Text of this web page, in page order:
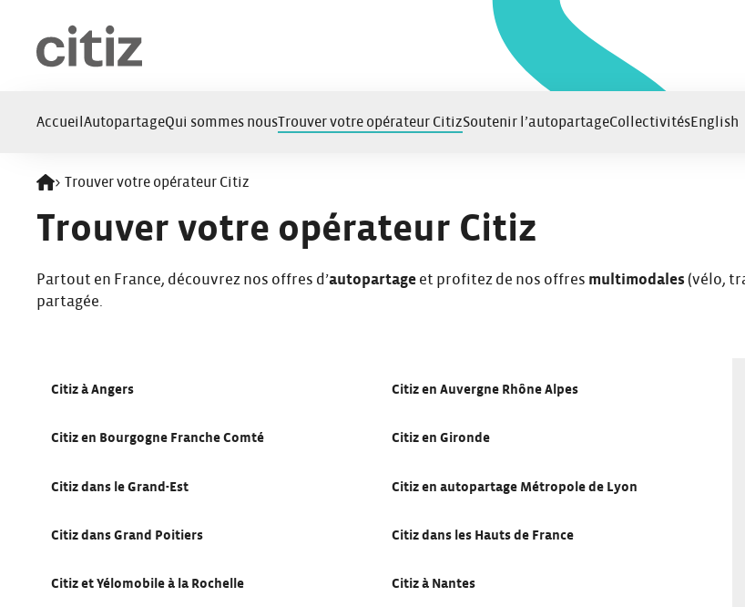
Accueil AutopartageQui sommes nousTrouver votre opérateur CitizSoutenir l’autopartageCollectivitésEnglish
Retour à l'accueil
> Trouver votre opérateur Citiz
Trouver votre opérateur Citiz
Partout en France, découvrez nos offres d’autopartage et profitez de nos offres multimodales (vélo,
partagée.
Citiz à Angers Citiz en Auvergne Rhône Alpes
Citiz en Bourgogne Franche Comté Citiz en Gironde
Citiz dans le Grand-Est Citiz en autopartage Métropole de Lyon
Citiz dans Grand Poitiers Citiz dans les Hauts de France
Citiz et Yélomobile à la Rochelle Citiz à Nantes